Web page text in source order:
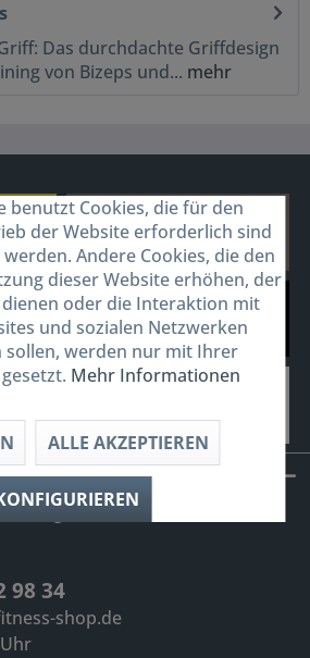
Das durchdachte Griffdesign
von Bizeps und... mehr
und
98 34
shop.de
benutzt Cookies, die für den
der Website erforderlich sind
Andere Cookies, die den
dieser Website erhöhen, der
oder die Interaktion mit
und sozialen Netzwerken
sollen, werden nur mit Ihrer
Mehr Informationen
ALLE AKZEPTIEREN